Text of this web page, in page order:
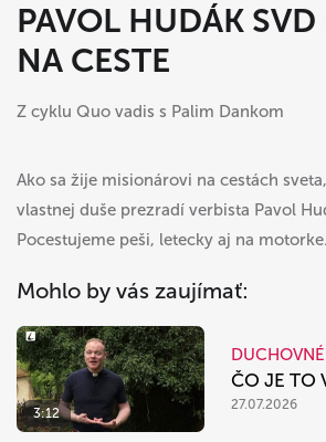
PAVOL HUDÁK
NA CESTE
Z cyklu Quo vadis s Palim Dankom
Ako sa žije misionárovi na cestách
vlastnej duše prezradí verbista Pavol
Pocestujeme peši, letecky aj na
Mohlo by vás zaujímať:
3:12
ČO JE TO
27.07.2026